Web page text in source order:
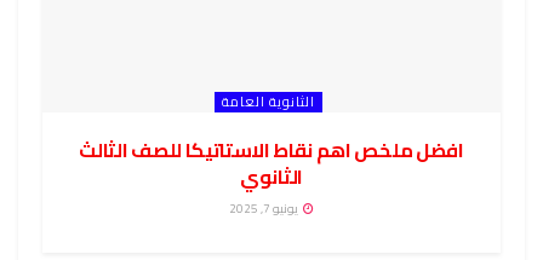
الثانوية العامة
افضل ملخص اهم نقاط الاستاتيكا للصف الثالث
الثانوي
يونيو 7, 2025